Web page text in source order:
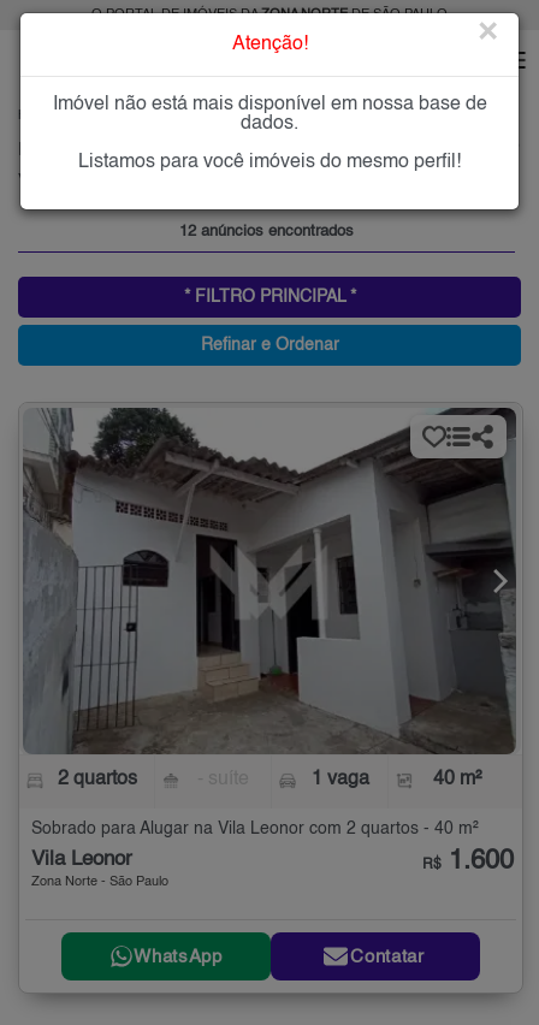
O PORTAL DE IMÓVEIS DAZONA NORTEDE SÃO PAULO
VILA LEONOR
Imóveis para Alugar na Vila Leonor, Zona Norte de São Paulo, SP
Vila Leonor, Zona Norte
12 anúncios encontrados
* FILTRO PRINCIPAL *
Refinar e Ordenar
2 quartos 1 vaga 40 m²
Sobrado para Alugar na Vila Leonor com 2 quartos - 40 m²
Vila Leonor
Zona Norte - São Paulo
R$ 1.600
WhatsApp Contatar
Atenção! ×
Imóvel não está mais disponível em nossa base de
dados.
Listamos para você imóveis do mesmo perfil!